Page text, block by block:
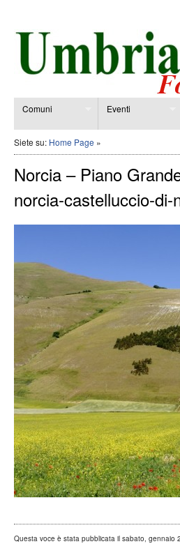
Comuni Eventi
Siete su: Home Page »
Norcia – Piano
norcia-castelluccio-
Questa voce è stata pubblicata il sabato,